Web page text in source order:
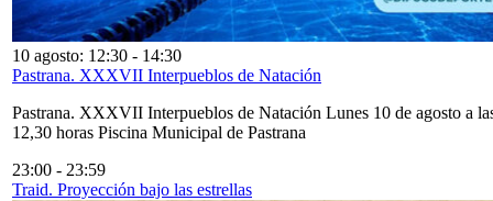
10 agosto: 12:30 - 14:30
Pastrana. XXXVII Interpueblos de Natación
Pastrana. XXXVII Interpueblos de Natación Lunes 10 de agosto a
12,30 horas Piscina Municipal de Pastrana
23:00 - 23:59
Traid. Proyección bajo las estrellas